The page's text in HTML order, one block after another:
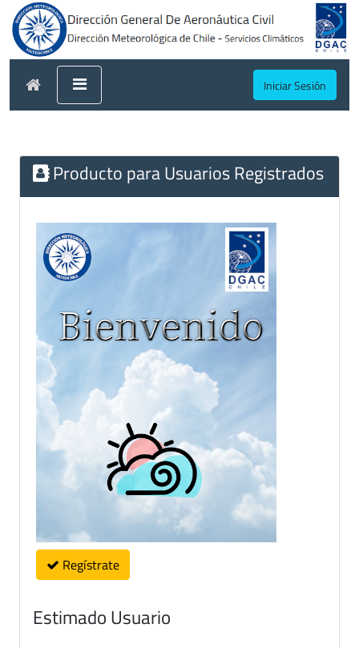
Iniciar Sesión
Producto para Usuarios Registrados
Regístrate
Estimado Usuario